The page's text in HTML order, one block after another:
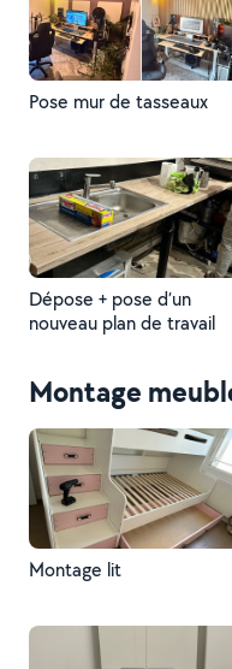
Pose mur de tasseaux
Dépose + pose d’un
nouveau plan de travail
Montage
Montage lit